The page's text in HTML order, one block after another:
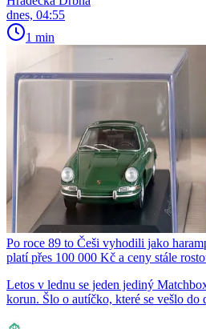
dnes, 04:55
1 min
Po roce 89 to Češi vyhodili jako
platí přes 100 000 Kč a ceny stále
Letos v lednu se jeden jediný
korun. Šlo o autíčko, které se vešlo do